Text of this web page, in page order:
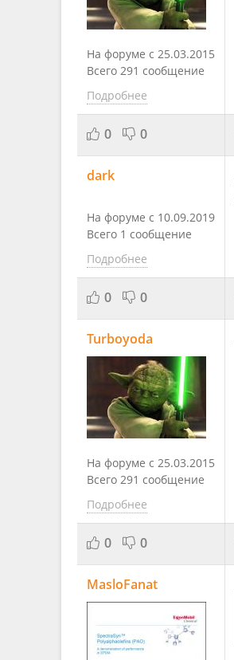
На форуме с 25.03.2015
Всего 291 сообщение
Подробнее
0 0
dark
На форуме с 10.09.2019
Всего 1 сообщение
Подробнее
0 0
Turboyoda
На форуме с 25.03.2015
Всего 291 сообщение
Подробнее
0 0
MasloFanat